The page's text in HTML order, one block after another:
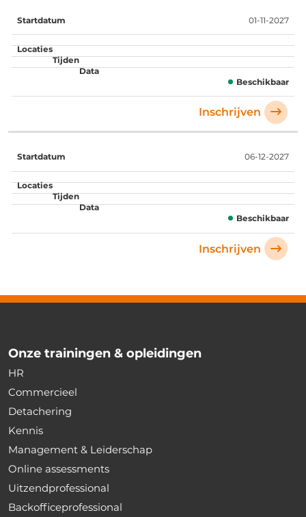
01-11-2027
Beschikbaar
Inschrijven
06-12-2027
Beschikbaar
Inschrijven
Onze trainingen & opleidingen
HR
Commercieel
Detachering
Kennis
Management & Leiderschap
Online assessments
Uitzendprofessional
Backofficeprofessional